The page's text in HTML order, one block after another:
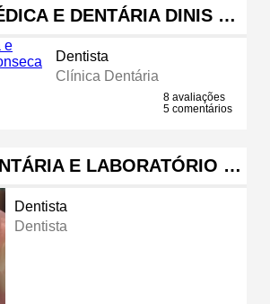
E DENTÁRIA DINIS …
Dentista
Clínica Dentária
8 avaliações
5 comentários
E LABORATÓRIO …
Dentista
Dentista